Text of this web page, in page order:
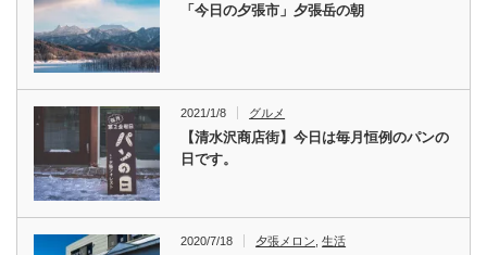
「今日の夕張市」夕張岳の朝
2021/1/8 グルメ
【清水沢商店街】今日は毎月恒例のパンの
日です。
2020/7/18 夕張メロン ,生活